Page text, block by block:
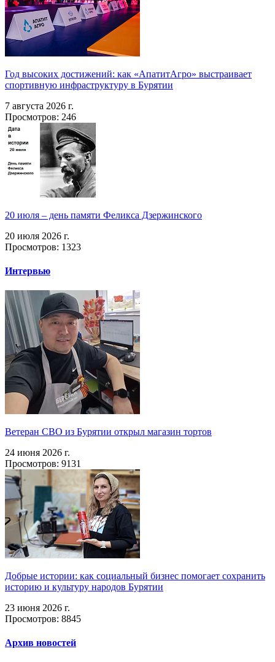
Год высоких достижений: как «АпатитАгро» выстраивает
спортивную инфраструктуру в Бурятии
7 августа 2026 г.
Просмотров: 246
20 июля – день памяти Феликса Дзержинского
20 июля 2026 г.
Просмотров: 1323
Интервью
Ветеран СВО из Бурятии открыл магазин тортов
24 июня 2026 г.
Просмотров: 9131
Добрые истории: как социальный бизнес помогает сохранить
историю и культуру народов Бурятии
23 июня 2026 г.
Просмотров: 8845
Архив новостей